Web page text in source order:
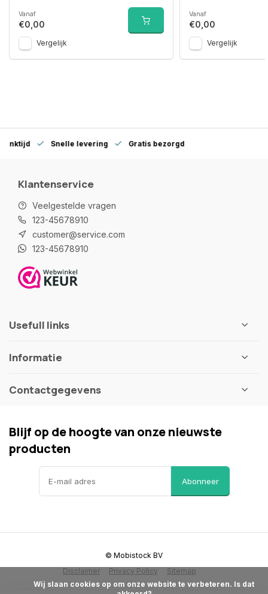
Vanaf
€0,00
Vergelijk
Vanaf
€0,00
Vergelijk
Snelle levering Gratis bezorgd
Klantenservice
Veelgestelde vragen
123-45678910
customer@service.com
123-45678910
Usefull links
Informatie
Contactgegevens
Blijf op de hoogte van onze nieuwste
producten
Abonneer
Disclaimer Privacy Policy Sitemap
© Mobistock BV